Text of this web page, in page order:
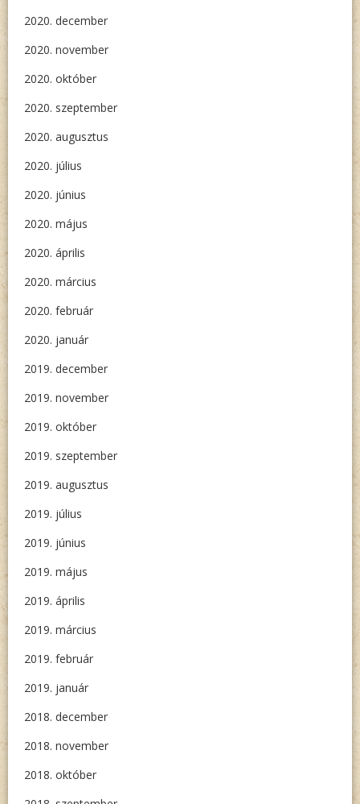
2020. december
2020. november
2020. október
2020. szeptember
2020. augusztus
2020. július
2020. június
2020. május
2020. április
2020. március
2020. február
2020. január
2019. december
2019. november
2019. október
2019. szeptember
2019. augusztus
2019. július
2019. június
2019. május
2019. április
2019. március
2019. február
2019. január
2018. december
2018. november
2018. október